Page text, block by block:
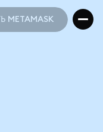
METAMASK